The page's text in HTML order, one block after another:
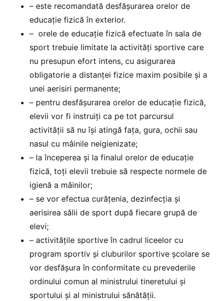
– este recomandată desfășurarea orelor de
educație fizică în exterior.
– orele de educație fizică efectuate în sala de
sport trebuie limitate la activităţi sportive care
nu presupun efort intens, cu asigurarea
obligatorie a distanţei fizice maxim posibile şi a
unei aerisiri permanente;
– pentru desfăşurarea orelor de educaţie fizică,
elevii vor fi instruiţi ca pe tot parcursul
activităţii să nu îşi atingă faţa, gura, ochii sau
nasul cu mâinile neigienizate;
– la începerea şi la finalul orelor de educaţie
fizică, toţi elevii trebuie să respecte normele de
igienă a mâinilor;
– se vor efectua curăţenia, dezinfecţia şi
aerisirea sălii de sport după fiecare grupă de
elevi;
– activităţile sportive în cadrul liceelor cu
program sportiv şi cluburilor sportive şcolare se
vor desfăşura în conformitate cu prevederile
ordinului comun al ministrului tineretului şi
sportului şi al ministrului sănătăţii.